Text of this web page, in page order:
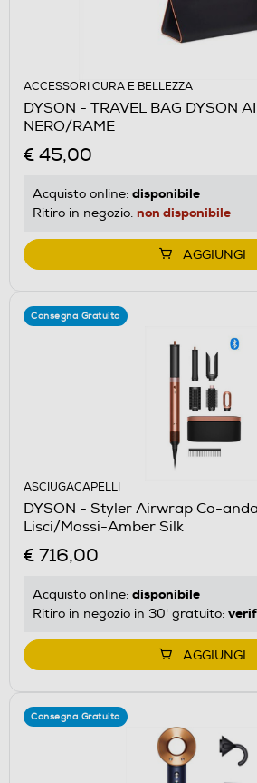
ACCESSORI CURA E BELLEZZA
DYSON - TRAVEL BAG DYSON
NERO/RAME
€ 45,00
Acquisto online: disponibile
Ritiro in negozio: non disponibile
AGGIUNGI
Consegna Gratuita
ASCIUGACAPELLI
DYSON - Styler Airwrap Co-
Lisci/Mossi-Amber Silk
€ 716,00
Acquisto online: disponibile
Ritiro in negozio in 30' gratuito:
AGGIUNGI
Consegna Gratuita